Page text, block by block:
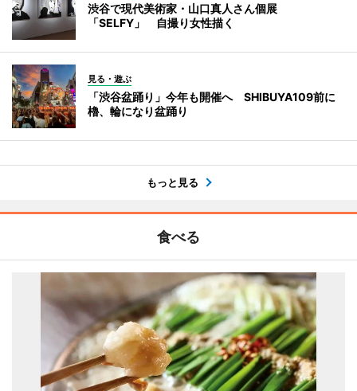
渋谷で現代美術家・山口真人さん個展
「SELFY」 自撮り女性描く
見る・遊ぶ
「渋谷盆踊り」今年も開催へ SHIBUYA109前に
櫓、輪になり盆踊り
もっと見る
食べる